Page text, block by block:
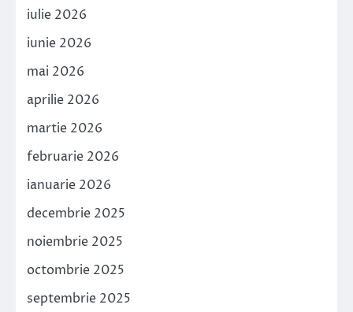
iulie 2026
iunie 2026
mai 2026
aprilie 2026
martie 2026
februarie 2026
ianuarie 2026
decembrie 2025
noiembrie 2025
octombrie 2025
septembrie 2025